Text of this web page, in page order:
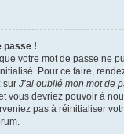
passe !
votre mot de passe ne
Pour ce faire,
sur J’ai oublié mon mot de
vous devriez pouvoir à
pas à réinitialiser